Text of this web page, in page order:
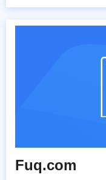
Fuq.com